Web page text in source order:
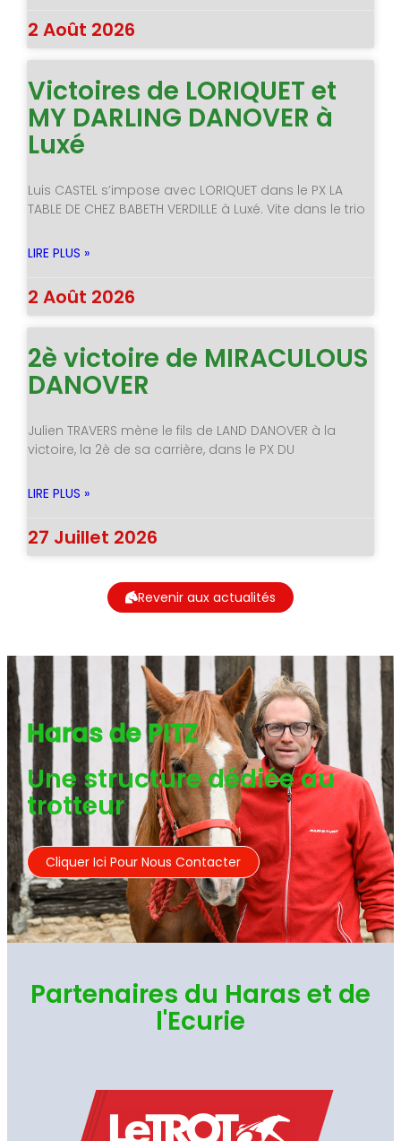
2 Août 2026
Victoires de LORIQUET et
MY DARLING DANOVER à
Luxé
Luis CASTEL s’impose avec LORIQUET dans le PX LA
TABLE DE CHEZ BABETH VERDILLE à Luxé. Vite dans le trio
LIRE PLUS »
2 Août 2026
2è victoire de MIRACULOUS
DANOVER
Julien TRAVERS mène le fils de LAND DANOVER à la
victoire, la 2è de sa carrière, dans le PX DU
LIRE PLUS »
27 Juillet 2026
Revenir aux actualités
Haras de PITZ
Une structure dédiée au
trotteur
Cliquer Ici Pour Nous Contacter
Partenaires du Haras et de
l'Ecurie